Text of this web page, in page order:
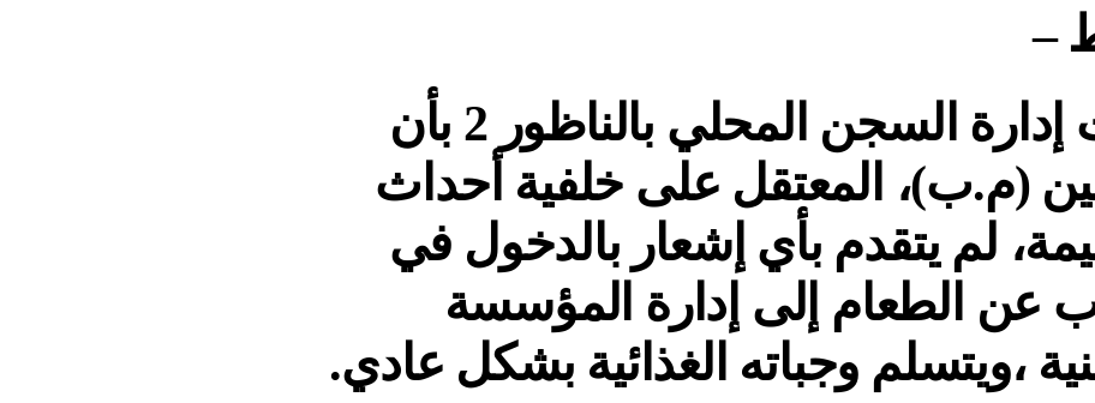
–
أفادت إدارة السجن المحلي بالناظور 2 بأن
(م.ب)، المعتقل على خلفية أحداث
لم يتقدم بأي إشعار بالدخول في
عن الطعام إلى إدارة المؤسسة
،ويتسلم وجباته الغذائية بشكل عادي.